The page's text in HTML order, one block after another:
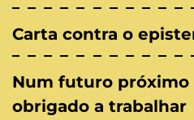
Carta contra o
Num futuro próximo
obrigado a trabalhar